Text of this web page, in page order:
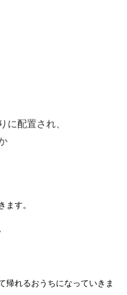
に配置され、
ます。
帰れるおうちになっていきま